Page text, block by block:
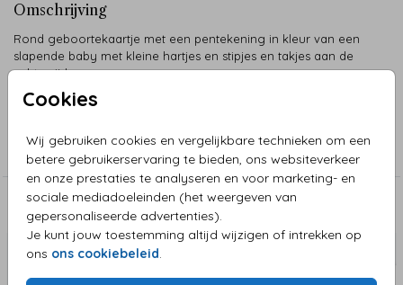
Cookies
Wij gebruiken cookies en vergelijkbare technieken om een
betere gebruikerservaring te bieden, ons websiteverkeer
en onze prestaties te analyseren en voor marketing- en
sociale mediadoeleinden (het weergeven van
gepersonaliseerde advertenties).
Je kunt jouw toestemming altijd wijzigen of intrekken op
ons ons cookiebeleid.
Omschrijving
Rond geboortekaartje met een pentekening in kleur van een
slapende baby met kleine hartjes en stipjes en takjes aan de
achterzijde.
Pentekening
Aanbevolen